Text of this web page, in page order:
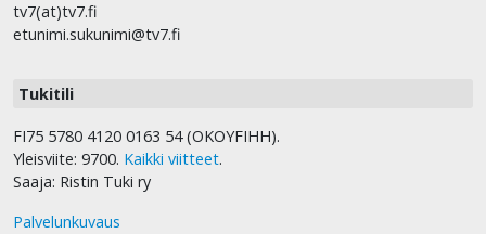
tv7(at)tv7.fi
etunimi.sukunimi@tv7.fi
Tukitili
FI75 5780 4120 0163 54 (OKOYFIHH).
Yleisviite: 9700. Kaikki viitteet.
Saaja: Ristin Tuki ry
Palvelunkuvaus